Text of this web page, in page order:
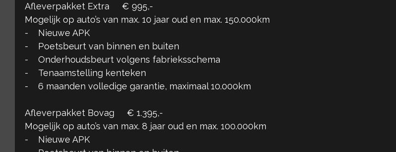
Afleverpakket Extra € 995,-
Mogelijk op auto’s van max. 10 jaar oud en max. 150.000km
- Nieuwe APK
- Poetsbeurt van binnen en buiten
- Onderhoudsbeurt volgens fabrieksschema
- Tenaamstelling kenteken
- 6 maanden volledige garantie, maximaal 10.000km
Afleverpakket Bovag € 1.395,-
Mogelijk op auto’s van max. 8 jaar oud en max. 100.000km
- Nieuwe APK